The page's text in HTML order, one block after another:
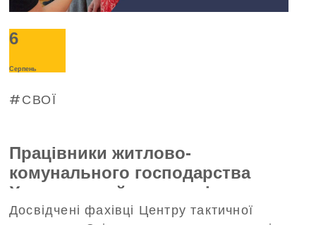
6
Серпень
СВОЇ
Працівники житлово-
комунального господарства
Харкова пройшли тренінг з
домедичної допомоги, що
Досвідчені фахівці Центру тактичної